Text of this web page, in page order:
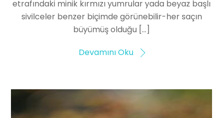
etrafındaki minik kırmızı yumrular yada beyaz başlı
sivilceler benzer biçimde görünebilir-her saçın
büyümüş olduğu […]
Devamını Oku